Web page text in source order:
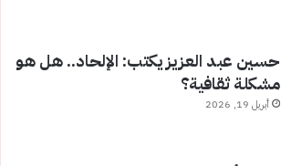
حسين عبد العزيز يكتب: الإلحاد.. هل هو
مشكلة ثقافية؟
أبريل 19, 2026